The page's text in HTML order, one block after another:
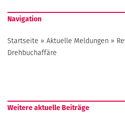
Navigation
Startseite » Aktuelle Meldungen »
Drehbuchaffäre
Weitere aktuelle Beiträge